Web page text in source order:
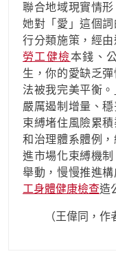
聯合地域現實情
她對「愛」這個
行分類施策，經
勞工健檢本錢、
生，你的愛缺乏
法被我完美平衡
嚴厲遏制增量、
束縛堵住風險累
和治理體系體例
進市場化束縛機
舉動，慢慢推進
工身體健康檢查造
（王偉同， 作